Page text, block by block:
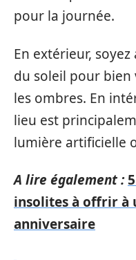
pour la journée.
En extérieur,
du soleil pour
les ombres. En
lieu est
lumière artificielle
A lire également :
insolites à offrir à
anniversaire